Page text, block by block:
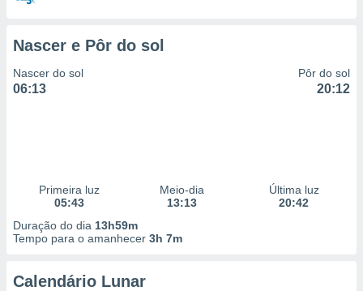
Nascer e Pôr do sol
Nascer do sol
06:13
Pôr do sol
20:12
Primeira luz
05:43
Meio-dia
13:13
Última luz
20:42
Duração do dia 13h59m
Tempo para o amanhecer 3h 7m
Calendário Lunar